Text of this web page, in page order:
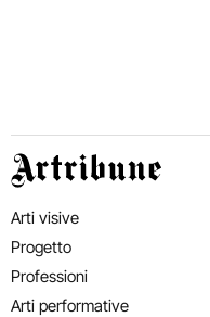
Artribune
Arti visive
Progetto
Professioni
Arti performative